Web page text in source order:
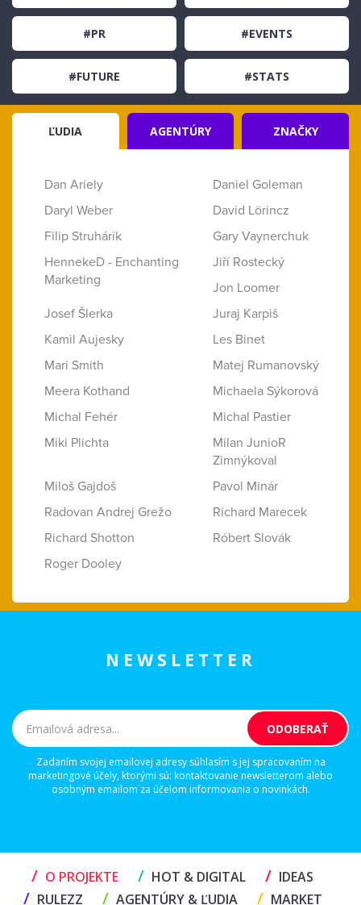
#PR #EVENTS
#FUTURE #STATS
ĽUDIA AGENTÚRY ZNAČKY
Dan Ariely
Daniel Goleman
Daryl Weber
David Lörincz
Filip Struhárik
Gary Vaynerchuk
HennekeD - Enchanting
Marketing
Jiří Rostecký
Jon Loomer
Josef Šlerka
Juraj Karpiš
Kamil Aujesky
Les Binet
Mari Smith
Matej Rumanovský
Meera Kothand
Michaela Sýkorová
Michal Fehér
Michal Pastier
Miki Plichta
Milan JunioR
Zimnýkoval
Miloš Gajdoš
Pavol Minár
Radovan Andrej Grežo
Richard Marecek
Richard Shotton
Róbert Slovák
Roger Dooley
NEWSLETTER
Zadaním svojej emailovej adresy súhlasím s jej spracovaním na
marketingové účely, ktorými sú: kontaktovanie newsletterom alebo
osobným emailom za účelom informovania o novinkách.
/ O PROJEKTE / HOT & DIGITAL / IDEAS
/ RULEZZ / AGENTÚRY & ĽUDIA / MARKET